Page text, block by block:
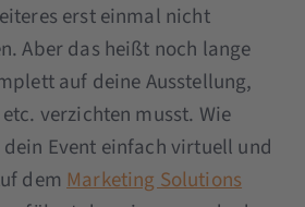
erst einmal nicht
Aber das heißt noch lange
auf deine Ausstellung,
verzichten musst. Wie
Event einfach virtuell und
demMarketing Solutions